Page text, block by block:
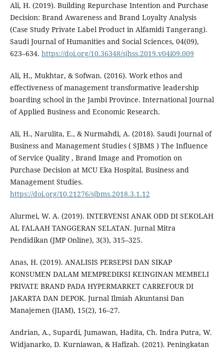
Ali, H. (2019). Building Repurchase Intention and Purchase
Decision: Brand Awareness and Brand Loyalty Analysis
(Case Study Private Label Product in Alfamidi Tangerang).
Saudi Journal of Humanities and Social Sciences, 04(09),
623–634. https://doi.org/10.36348/sjhss.2019.v04i09.009
Ali, H., Mukhtar, & Sofwan. (2016). Work ethos and
effectiveness of management transformative leadership
boarding school in the Jambi Province. International Journal
of Applied Business and Economic Research.
Ali, H., Narulita, E., & Nurmahdi, A. (2018). Saudi Journal of
Business and Management Studies ( SJBMS ) The Influence
of Service Quality , Brand Image and Promotion on
Purchase Decision at MCU Eka Hospital. Business and
Management Studies.
https://doi.org/10.21276/sjbms.2018.3.1.12
Alurmei, W. A. (2019). INTERVENSI ANAK ODD DI SEKOLAH
AL FALAAH TANGGERAN SELATAN. Jurnal Mitra
Pendidikan (JMP Online), 3(3), 315–325.
Anas, H. (2019). ANALISIS PERSEPSI DAN SIKAP
KONSUMEN DALAM MEMPREDIKSI KEINGINAN MEMBELI
PRIVATE BRAND PADA HYPERMARKET CARREFOUR DI
JAKARTA DAN DEPOK. Jurnal Ilmiah Akuntansi Dan
Manajemen (JIAM), 15(2), 16–27.
Andrian, A., Supardi, Jumawan, Hadita, Ch. Indra Putra, W.
Widjanarko, D. Kurniawan, & Hafizah. (2021). Peningkatan